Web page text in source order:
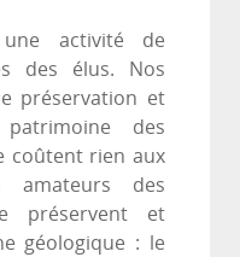
activité de
des élus. Nos
préservation et
des
coûtent rien aux
amateurs des
préservent et
géologique : le